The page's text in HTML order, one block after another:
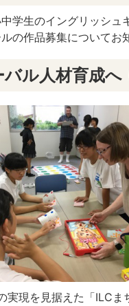
学生のイングリッシュ
の作品募集についてお
バル人材育成
実現を見据えた「ILC